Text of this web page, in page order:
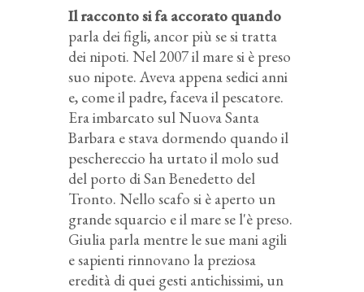
Il racconto si fa accorato quando
parla dei figli, ancor più se si tratta
dei nipoti. Nel 2007 il mare si è preso
suo nipote. Aveva appena sedici anni
e, come il padre, faceva il pescatore.
Era imbarcato sul Nuova Santa
Barbara e stava dormendo quando il
peschereccio ha urtato il molo sud
del porto di San Benedetto del
Tronto. Nello scafo si è aperto un
grande squarcio e il mare se l'è preso.
Giulia parla mentre le sue mani agili
e sapienti rinnovano la preziosa
eredità di quei gesti antichissimi, un